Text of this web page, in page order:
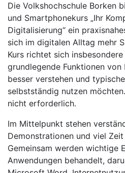
Die Volkshochschule Borken
und Smartphonekurs „Ihr
Digitalisierung“ ein
sich im digitalen Alltag mehr
Kurs richtet sich
grundlegende Funktionen von
besser verstehen und
selbstständig nutzen
nicht erforderlich.
Im Mittelpunkt stehen
Demonstrationen und viel
Gemeinsam werden wichtige
Anwendungen behandelt,